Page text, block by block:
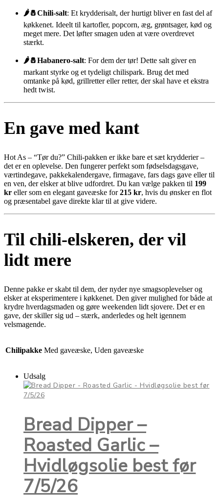
🌶🧂Chili-salt: Et krydderisalt, der hurtigt bliver en fast del af
køkkenet. Ideelt til kartofler, popcorn, æg, grøntsager, kød og
meget mere. Det løfter smagen uden at være overdrevet
stærkt.
🌶🧂Habanero-salt: For dem der tør! Dette salt giver en
markant styrke og et tydeligt chilispark. Brug det med
omtanke på kød, grillretter eller retter, der skal have et ekstra
hedt twist.
En gave med kant
Hot As – “Tør du?” Chili-pakken er ikke bare et sæt krydderier –
det er en oplevelse. Den fungerer perfekt som fødselsdagsgave,
værtindegave, pakkekalendergave, firmagave, fars dags gave eller til
en ven, der elsker at blive udfordret. Du kan vælge pakken til 199
kr eller som en elegant gaveæske for215 kr, hvis du ønsker en flot
og præsentabel gave direkte klar til at give videre.
Til chili-elskeren, der vil
lidt mere
Denne pakke er skabt til dem, der nyder nye smagsoplevelser og
elsker at eksperimentere i køkkenet. Den giver mulighed for både at
krydre hverdagsmaden og gøre weekenden lidt sjovere. Det er en
gave, der skiller sig ud – stærk, anderledes og helt igennem
velsmagende.
Chilipakke Med gaveæske, Uden gaveæske
Udsalg
Bread Dipper –
Roasted Garlic –
Hvidløgsolie best før
7/5/26